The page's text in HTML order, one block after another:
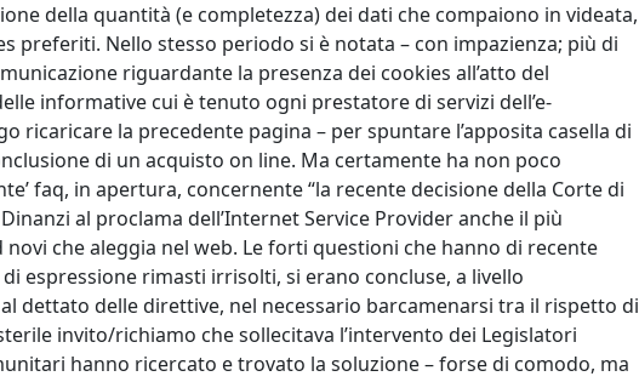
della quantità (e completezza) dei dati che compaiono in videata,
preferiti. Nello stesso periodo si è notata – con impazienza; più di
riguardante la presenza dei cookies all’atto del
informative cui è tenuto ogni prestatore di servizi dell’e-
ricaricare la precedente pagina – per spuntare l’apposita casella di
di un acquisto on line. Ma certamente ha non poco
faq, in apertura, concernente “la recente decisione della Corte di
al proclama dell’Internet Service Provider anche il più
che aleggia nel web. Le forti questioni che hanno di recente
espressione rimasti irrisolti, si erano concluse, a livello
dettato delle direttive, nel necessario barcamenarsi tra il rispetto di
invito/richiamo che sollecitava l’intervento dei Legislatori
hanno ricercato e trovato la soluzione – forse di comodo, ma